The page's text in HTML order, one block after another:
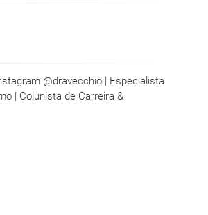
@dravecchio | Especialista
| Colunista de Carreira &